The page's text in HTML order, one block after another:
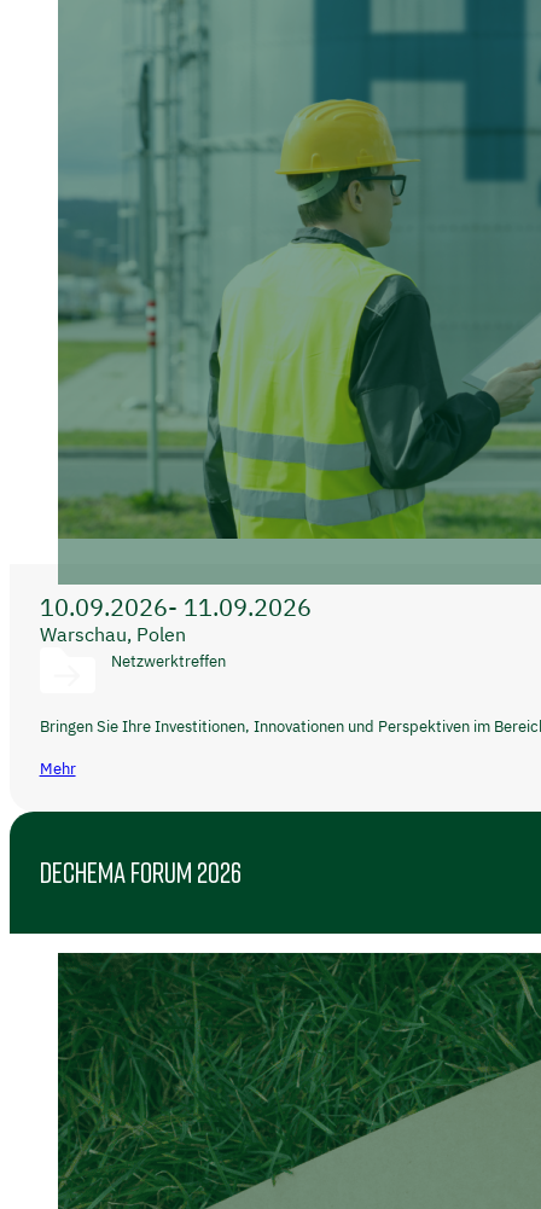
10.09.2026- 11.09.2026
Warschau, Polen
Netzwerktreffen
Bringen Sie Ihre Investitionen, Innovationen und Perspektiven im
Mehr
DECHEMA FORUM 2026